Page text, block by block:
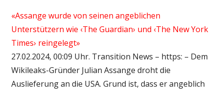
«Assange wurde von seinen angeblichen
Unterstützern wie ‹The Guardian› und ‹The New York
Times› reingelegt»
27.02.2024, 00:09 Uhr. Transition News – https: – Dem
Wikileaks-Gründer Julian Assange droht die
Auslieferung an die USA. Grund ist, dass er angeblich